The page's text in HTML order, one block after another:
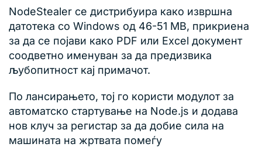
NodeStealer се дистрибуира како извршна
датотека со Windows од 46-51 MB, прикриена
за да се појави како PDF или Excel документ
соодветно именуван за да предизвика
љубопитност кај примачот.
По лансирањето, тој го користи модулот за
автоматско стартување на Node.js и додава
нов клуч за регистар за да добие сила на
машината на жртвата помеѓу